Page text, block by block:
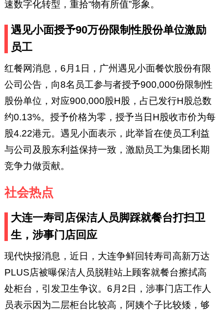
速数字化转型，重拾“物有所值”形象。
遇见小面授予90万份限制性股份单位激励
员工
红餐网消息，6月1日，广州遇见小面餐饮股份有限
公司公告，向8名员工参与者授予900,000份限制性
股份单位，对应900,000股H股，占已发行H股总数
约0.13%。授予价格为零，授予当日H股收市价为每
股4.22港元。遇见小面表示，此举旨在使员工利益
与公司及股东利益保持一致，激励员工为集团长期
竞争力做贡献。
社会热点
大连一寿司店保洁人员脚踩就餐台打扫卫
生，涉事门店回应
现代快报消息，近日，大连争鲜回转寿司高新万达
PLUS店被曝保洁人员脱鞋站上顾客就餐台擦拭高
处柜台，引发卫生争议。6月2日，涉事门店工作人
员表示因为二层柜台比较高，阿姨个子比较矮，够